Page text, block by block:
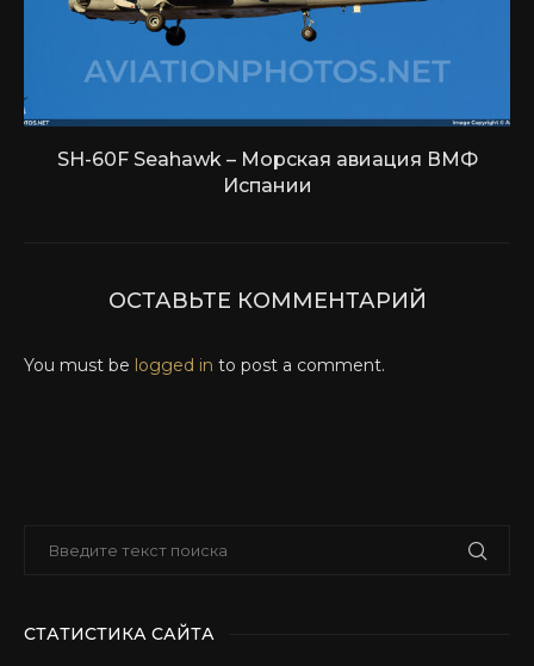
SH-60F Seahawk – Морская авиация ВМФ
Испании
ОСТАВЬТЕ КОММЕНТАРИЙ
You must be logged in to post a comment.
СТАТИСТИКА САЙТА